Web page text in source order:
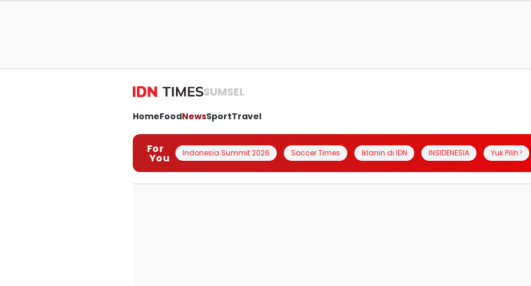
SUMSEL
HomeFoodNewsSportTravel
For
You Indonesia Summit 2026 Soccer Times Iklanin di IDN INSIDENESIA Yuk Pilih !